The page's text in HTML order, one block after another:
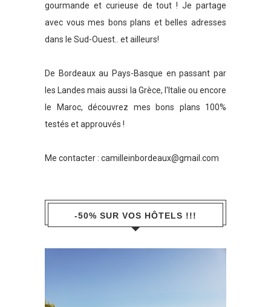
gourmande et curieuse de tout ! Je partage
avec vous mes bons plans et belles adresses
dans le Sud-Ouest.. et ailleurs!
De Bordeaux au Pays-Basque en passant par
les Landes mais aussi la Grèce, l'Italie ou encore
le Maroc, découvrez mes bons plans 100%
testés et approuvés !
Me contacter : camilleinbordeaux@gmail.com
-50% SUR VOS HÔTELS !!!